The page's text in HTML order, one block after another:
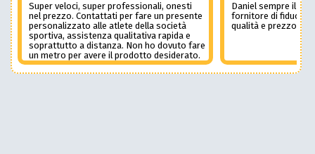
Super veloci, super professionali, onesti
nel prezzo. Contattati per fare un presente
personalizzato alle atlete della società
sportiva, assistenza qualitativa rapida e
soprattutto a distanza. Non ho dovuto fare
un metro per avere il prodotto desiderato.
Una assistenza del genere è rara e
preziosa. Credo li contatterò ancora in
Daniel sempre il
fornitore di fiducia
qualità e prezzo